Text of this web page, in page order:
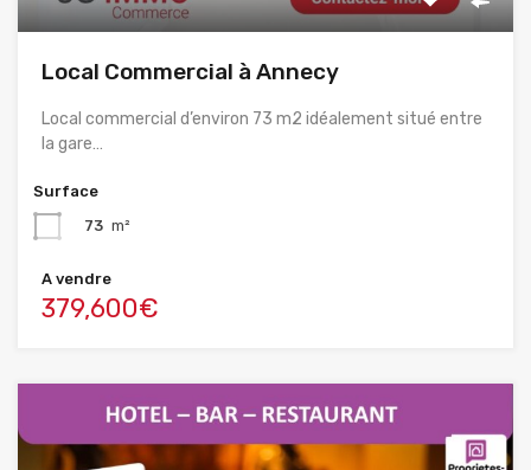
Local Commercial à Annecy
Local commercial d’environ 73 m2 idéalement situé entre
la gare…
Surface
73 m²
A vendre
379,600€